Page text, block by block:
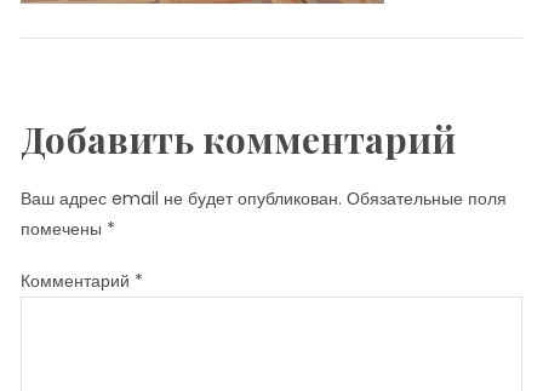
Добавить комментарий
Ваш адрес email не будет опубликован. Обязательные поля
помечены *
Комментарий *